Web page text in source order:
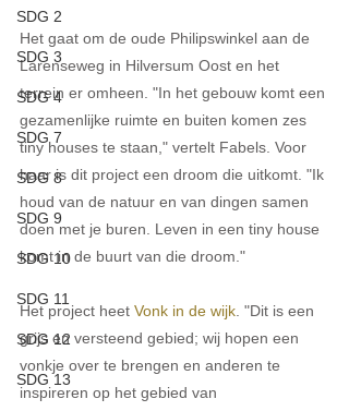
SDG 2
SDG 3
SDG 4
SDG 7
SDG 8
SDG 9
SDG 10
SDG 11
SDG 12
SDG 13
Het gaat om de oude Philipswinkel aan de
Larenseweg in Hilversum Oost en het
terrein er omheen. "In het gebouw komt een
gezamenlijke ruimte en buiten komen zes
tiny houses te staan," vertelt Fabels. Voor
haar is dit project een droom die uitkomt. "Ik
houd van de natuur en van dingen samen
doen met je buren. Leven in een tiny house
komt in de buurt van die droom."
Het project heet Vonk in de wijk . "Dit is een
grijs en versteend gebied; wij hopen een
vonkje over te brengen en anderen te
inspireren op het gebied van